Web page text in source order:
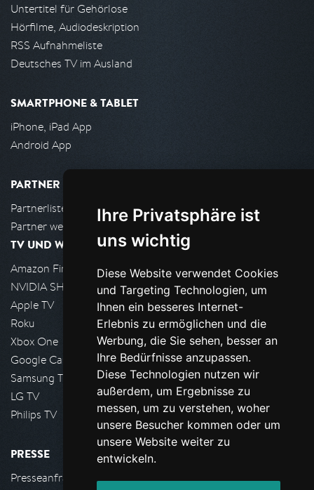
Ihre Privatsphäre ist
uns wichtig
Diese Website verwendet Cookies
und Targeting Technologien, um
Ihnen ein besseres Internet-
Erlebnis zu ermöglichen und die
Werbung, die Sie sehen, besser an
Ihre Bedürfnisse anzupassen.
Diese Technologien nutzen wir
außerdem, um Ergebnisse zu
messen, um zu verstehen, woher
unsere Besucher kommen oder um
unsere Website weiter zu
entwickeln.
Untertitel für Gehörlose
Hörfilme, Audiodeskription
RSS Aufnahmeliste
Deutsches TV im Ausland
SMARTPHONE & TABLET
iPhone, iPad App
Android App
PARTNER
Partnerliste
Partner werden
TV UND WOHNZIMMER
Amazon FireTV
NVIDIA SHIELD, Google TV
Apple TV
Roku
Xbox One
Google Cast
Samsung TV
LG TV
Philips TV
PRESSE
Presseanfrage stellen